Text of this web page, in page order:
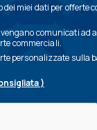
miei dati per offerte
comunicati ad
commerciali.
personalizzate sulla
)